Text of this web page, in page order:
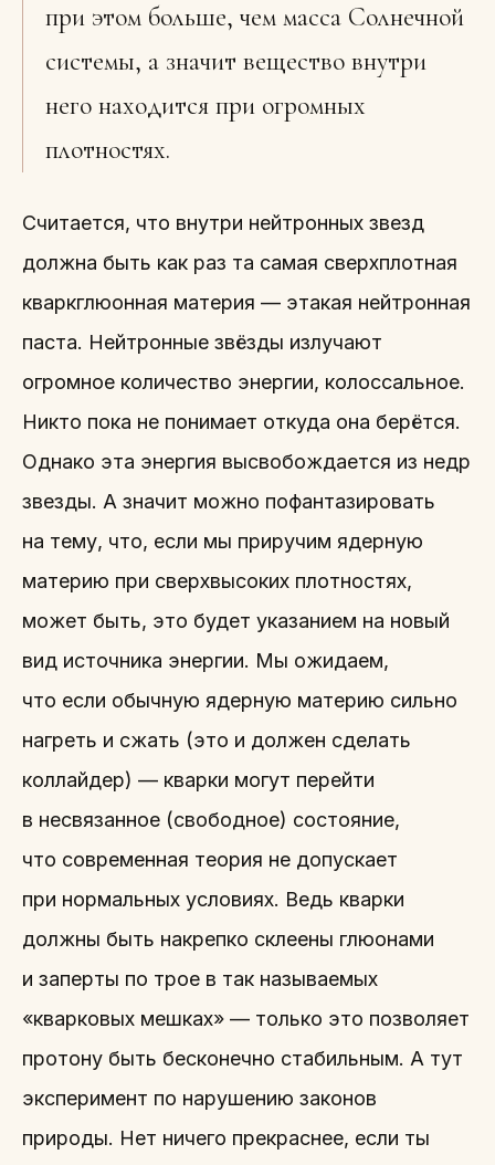
при этом больше, чем масса Солнечной
системы, а значит вещество внутри
него находится при огромных
плотностях.
Считается, что внутри нейтронных звезд
должна быть как раз та самая сверхплотная
кваркглюонная материя — этакая нейтронная
паста. Нейтронные звёзды излучают
огромное количество энергии, колоссальное.
Никто пока не понимает откуда она берётся.
Однако эта энергия высвобождается из недр
звезды. А значит можно пофантазировать
на тему, что, если мы приручим ядерную
материю при сверхвысоких плотностях,
может быть, это будет указанием на новый
вид источника энергии. Мы ожидаем,
что если обычную ядерную материю сильно
нагреть и сжать (это и должен сделать
коллайдер) — кварки могут перейти
в несвязанное (свободное) состояние,
что современная теория не допускает
при нормальных условиях. Ведь кварки
должны быть накрепко склеены глюонами
и заперты по трое в так называемых
«кварковых мешках» — только это позволяет
протону быть бесконечно стабильным. А тут
эксперимент по нарушению законов
природы. Нет ничего прекраснее, если ты